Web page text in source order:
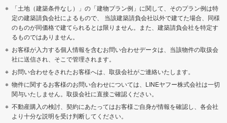
「土地（建築条件なし）」の「建物プラン例」に関して、そのプラン例は特
定の建築請負会社によるもので、 当該建築請負会社以外で建てた場合、同様
のものが同価格で建てられるとは限りません。また、建築請負会社を特定す
るものではありません。
お客様が入力する個人情報を含むお問い合わせデータは、当該物件の取扱会
社に送信され、そこで管理されます。
お問い合わせをされたお客様へは、取扱会社がご連絡いたします。
物件に関するお客様のお問い合わせについては、LINEヤフー株式会社は一切
関与いたしません。取扱会社に直接ご確認ください。
不動産購入の検討、契約にあたってはお客様ご自身が情報を確認し、各会社
より十分な説明を受け判断してください。